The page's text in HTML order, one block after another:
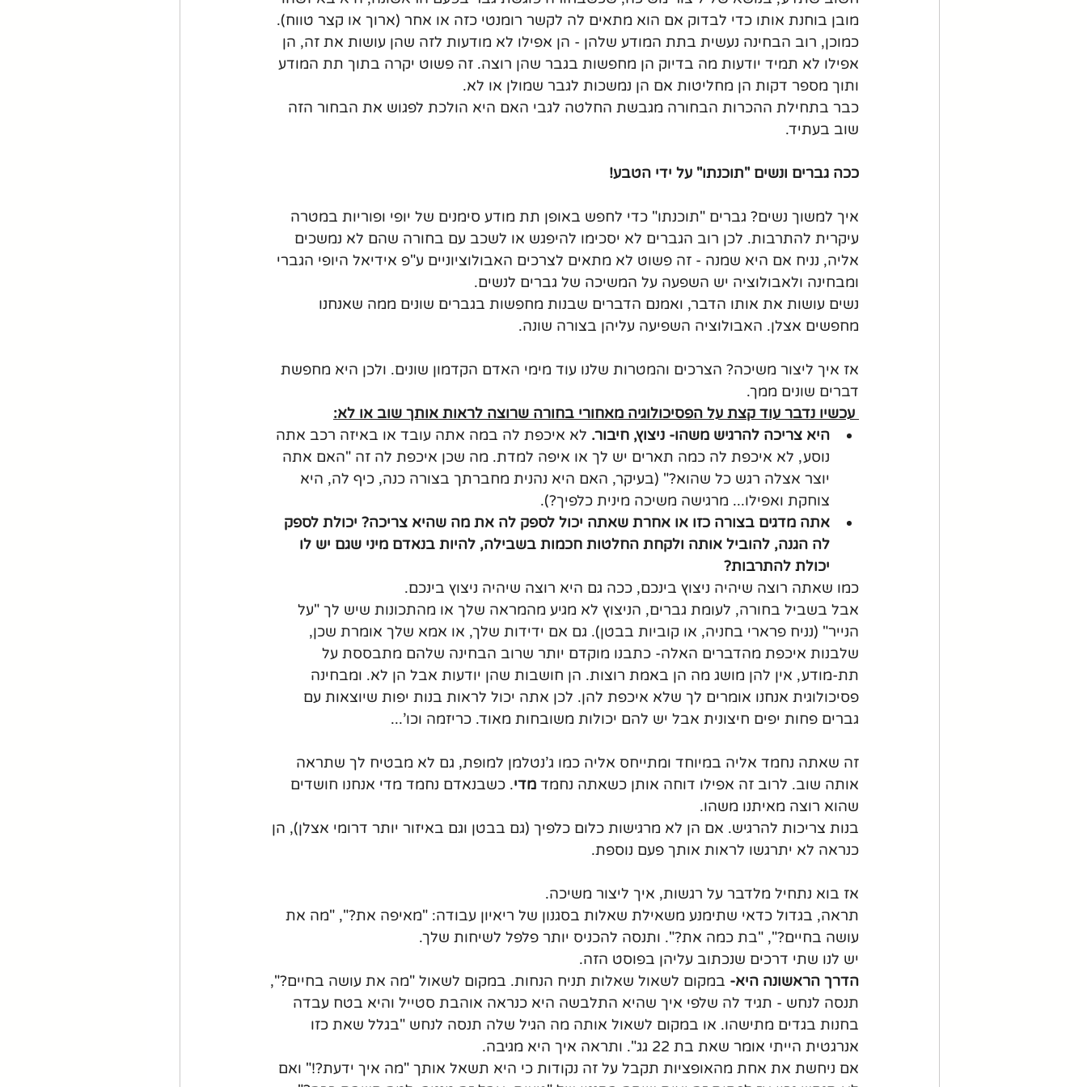
מובן בוחנת אותו כדי לבדוק אם הוא מתאים לה לקשר רומנטי כזה או אחר (ארוך או קצר טווח).
כמוכן, רוב הבחינה נעשית בתת המודע שלהן - הן אפילו לא מודעות לזה שהן עושות את זה, הן
אפילו לא תמיד יודעות מה בדיוק הן מחפשות בגבר שהן רוצה. זה פשוט יקרה בתוך תת המודע
ותוך מספר דקות הן מחליטות אם הן נמשכות לגבר שמולן או לא.
כבר בתחילת ההכרות הבחורה מגבשת החלטה לגבי האם היא הולכת לפגוש את הבחור הזה
שוב בעתיד.
ככה גברים ונשים "תוכנתו" על ידי הטבע!
איך למשוך נשים? גברים "תוכנתו" כדי לחפש באופן תת מודע סימנים של יופי ופוריות במטרה
עיקרית להתרבות. לכן רוב הגברים לא יסכימו להיפגש או לשכב עם בחורה שהם לא נמשכים
אליה, נניח אם היא שמנה - זה פשוט לא מתאים לצרכים האבולוציוניים ע"פ אידיאל היופי הגברי
ומבחינה ולאבולוציה יש השפעה על המשיכה של גברים לנשים.
נשים עושות את אותו הדבר, ואמנם הדברים שבנות מחפשות בגברים שונים ממה שאנחנו
מחפשים אצלן. האבולוציה השפיעה עליהן בצורה שונה.
אז איך ליצור משיכה? הצרכים והמטרות שלנו עוד מימי האדם הקדמון שונים. ולכן היא מחפשת
דברים שונים ממך.
היא צריכה להרגיש משהו- ניצוץ, חיבור. לא איכפת לה במה אתה עובד או באיזה רכב אתה
נוסע, לא איכפת לה כמה תארים יש לך או איפה למדת. מה שכן איכפת לה זה "האם אתה
יוצר אצלה רגש כל שהוא?" (בעיקר, האם היא נהנית מחברתך בצורה כנה, כיף לה, היא
צוחקת ואפילו... מרגישה משיכה מינית כלפיך?).
אתה מדגים בצורה כזו או אחרת שאתה יכול לספק לה את מה שהיא צריכה? יכולת לספק
לה הגנה, להוביל אותה ולקחת החלטות חכמות בשבילה, להיות בנאדם מיני שגם יש לו
יכולת להתרבות?
כמו שאתה רוצה שיהיה ניצוץ בינכם, ככה גם היא רוצה שיהיה ניצוץ בינכם.
אבל בשביל בחורה, לעומת גברים, הניצוץ לא מגיע מהמראה שלך או מהתכונות שיש לך "על
הנייר" (נניח פרארי בחניה, או קוביות בבטן). גם אם ידידות שלך, או אמא שלך אומרת שכן,
שלבנות איכפת מהדברים האלה- כתבנו מוקדם יותר שרוב הבחינה שלהם מתבססת על
תת-מודע, אין להן מושג מה הן באמת רוצות. הן חושבות שהן יודעות אבל הן לא. ומבחינה
פסיכולוגית אנחנו אומרים לך שלא איכפת להן. לכן אתה יכול לראות בנות יפות שיוצאות עם
גברים פחות יפים חיצונית אבל יש להם יכולות משובחות מאוד. כריזמה וכו'...
זה שאתה נחמד אליה במיוחד ומתייחס אליה כמו ג'נטלמן למופת, גם לא מבטיח לך שתראה
אותה שוב. לרוב זה אפילו דוחה אותן כשאתה נחמד מדי. כשבנאדם נחמד מדי אנחנו חושדים
שהוא רוצה מאיתנו משהו.
בנות צריכות להרגיש. אם הן לא מרגישות כלום כלפיך (גם בבטן וגם באיזור יותר דרומי אצלן), הן
כנראה לא יתרגשו לראות אותך פעם נוספת.
אז בוא נתחיל מלדבר על רגשות, איך ליצור משיכה.
תראה, בגדול כדאי שתימנע משאילת שאלות בסגנון של ריאיון עבודה: "מאיפה את?", "מה את
עושה בחיים?", "בת כמה את?". ותנסה להכניס יותר פלפל לשיחות שלך.
יש לנו שתי דרכים שנכתוב עליהן בפוסט הזה.
הדרך הראשונה היא- במקום לשאול שאלות תניח הנחות. במקום לשאול "מה את עושה בחיים?",
תנסה לנחש - תגיד לה שלפי איך שהיא התלבשה היא כנראה אוהבת סטייל והיא בטח עבדה
בחנות בגדים מתישהו. או במקום לשאול אותה מה הגיל שלה תנסה לנחש "בגלל שאת כזו
אנרגטית הייתי אומר שאת בת 22 גג". ותראה איך היא מגיבה.
אם ניחשת את אחת מהאופציות תקבל על זה נקודות כי היא תשאל אותך "מה איך ידעת?!" ואם